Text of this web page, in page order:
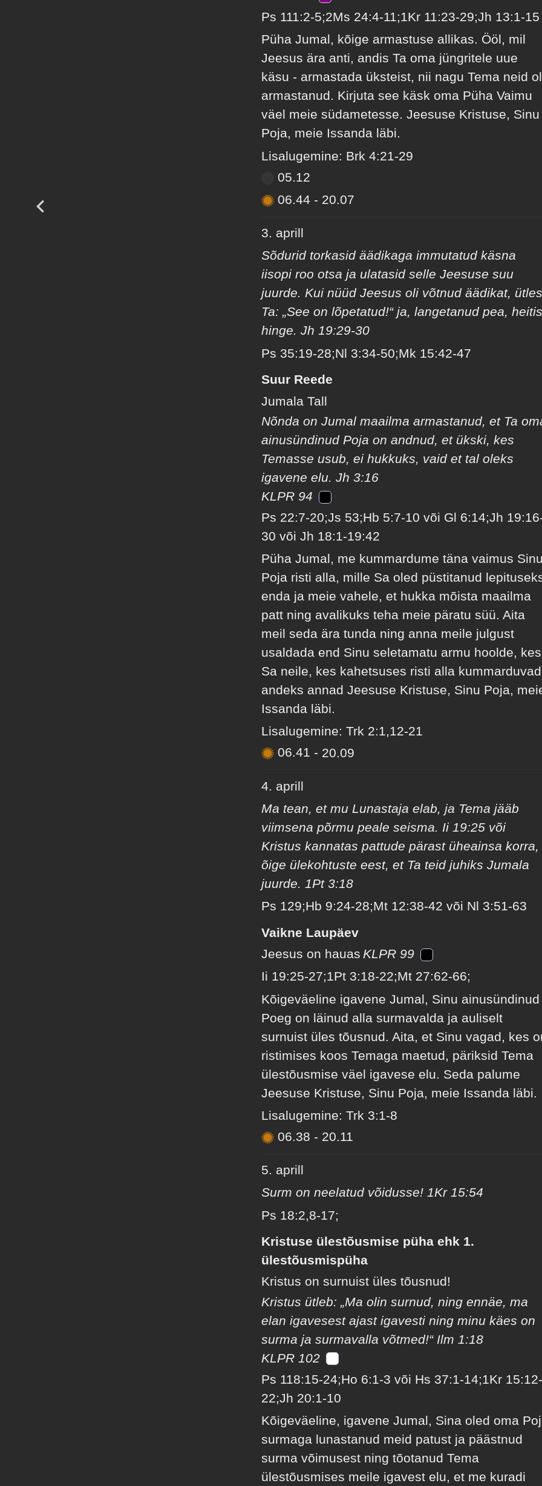
Ps 111:2-5;2Ms 24:4-11;1Kr 11:23-29;Jh 13:1-15
Püha Jumal, kõige armastuse allikas. Ööl, mil
Jeesus ära anti, andis Ta oma jüngritele uue
käsu - armastada üksteist, nii nagu Tema neid
armastanud. Kirjuta see käsk oma Püha Vaimu
väel meie südametesse. Jeesuse Kristuse, Sinu
Poja, meie Issanda läbi.
Lisalugemine: Brk 4:21-29
05.12
06.44 - 20.07
3. aprill
Sõdurid torkasid äädikaga immutatud käsna
iisopi roo otsa ja ulatasid selle Jeesuse suu
juurde. Kui nüüd Jeesus oli võtnud äädikat,
Ta: „See on lõpetatud!“ ja, langetanud pea,
hinge. Jh 19:29-30
Ps 35:19-28;Nl 3:34-50;Mk 15:42-47
Suur Reede
Jumala Tall
Nõnda on Jumal maailma armastanud, et Ta
ainusündinud Poja on andnud, et ükski, kes
Temasse usub, ei hukkuks, vaid et tal oleks
igavene elu. Jh 3:16
KLPR 94
Ps 22:7-20;Js 53;Hb 5:7-10 või Gl 6:14;Jh
30 või Jh 18:1-19:42
Püha Jumal, me kummardume täna vaimus
Poja risti alla, mille Sa oled püstitanud
enda ja meie vahele, et hukka mõista maailma
patt ning avalikuks teha meie päratu süü. Aita
meil seda ära tunda ning anna meile julgust
usaldada end Sinu seletamatu armu hoolde, kes
Sa neile, kes kahetsuses risti alla
andeks annad Jeesuse Kristuse, Sinu Poja,
Issanda läbi.
Lisalugemine: Trk 2:1,12-21
06.41 - 20.09
4. aprill
Ma tean, et mu Lunastaja elab, ja Tema jääb
viimsena põrmu peale seisma. Ii 19:25 või
Kristus kannatas pattude pärast üheainsa korra,
õige ülekohtuste eest, et Ta teid juhiks Jumala
juurde. 1Pt 3:18
Ps 129;Hb 9:24-28;Mt 12:38-42 või Nl 3:51-63
Vaikne Laupäev
Jeesus on hauas KLPR 99
Ii 19:25-27;1Pt 3:18-22;Mt 27:62-66;
Kõigeväeline igavene Jumal, Sinu ainusündinud
Poeg on läinud alla surmavalda ja auliselt
surnuist üles tõusnud. Aita, et Sinu vagad, kes
ristimises koos Temaga maetud, päriksid Tema
ülestõusmise väel igavese elu. Seda palume
Jeesuse Kristuse, Sinu Poja, meie Issanda läbi.
Lisalugemine: Trk 3:1-8
06.38 - 20.11
5. aprill
Surm on neelatud võidusse! 1Kr 15:54
Ps 18:2,8-17;
Kristuse ülestõusmise püha ehk 1.
ülestõusmispüha
Kristus on surnuist üles tõusnud!
Kristus ütleb: „Ma olin surnud, ning ennäe, ma
elan igavesest ajast igavesti ning minu käes on
surma ja surmavalla võtmed!“ Ilm 1:18
KLPR 102
Ps 118:15-24;Ho 6:1-3 või Hs 37:1-14;1Kr
22;Jh 20:1-10
Kõigeväeline, igavene Jumal, Sina oled oma
surmaga lunastanud meid patust ja päästnud
surma võimusest ning tõotanud Tema
ülestõusmises meile igavest elu, et me kuradi